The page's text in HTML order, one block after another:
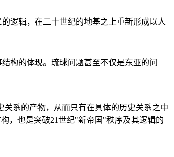
逻辑，在二十世纪的地基之上重新形成以人
构的体现。琉球问题甚至不仅是东亚的问
系的产物，从而只有在具体的历史关系之中
，也是突破21世纪"新帝国"秩序及其逻辑的